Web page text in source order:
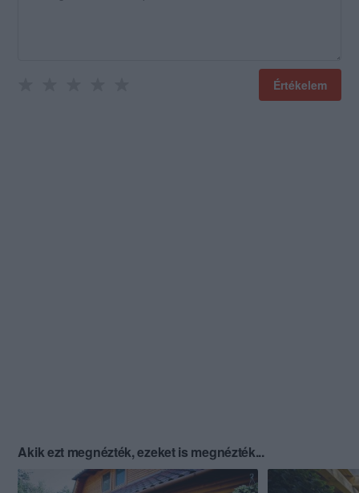
Értékelem
Akik ezt megnézték, ezeket is megnézték...